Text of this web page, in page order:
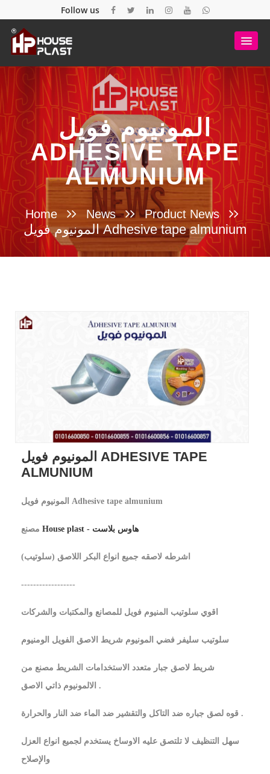
Follow us
المونيوم فويل
ADHESIVE TAPE
ALMUNIUM
Home News Product News
المونيوم فويل Adhesive tape almunium
المونيوم فويل ADHESIVE TAPE
ALMUNIUM
المونيوم فويل Adhesive tape almunium
House plast - هاوس بلاست
اشرطه لاصقه جميع انواع البكر اللاصق (سلوتيب)
------------------
اقوي سلوتيب المنيوم فويل للمصانع والمكتبات والشركات
سلوتيب سليفر فضي المونيوم شريط الاصق الفويل الومنيوم
شريط لاصق جبار متعدد الاستخدامات الشريط مصنع من
الالمونيوم ذاتي الاصق .
قوه لصق جباره ضد التاكل والتقشير ضد الماء ضد النار والحرارة .
سهل التنظيف لا تلتصق عليه الاوساخ يستخدم لجميع انواع العزل
والإصلاح